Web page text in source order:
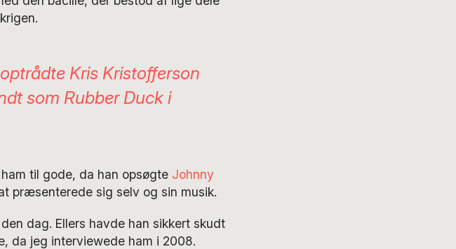
Kris Kristofferson
som Rubber Duck i
til gode, da han opsøgte Johnny
præsenterede sig selv og sin musik.
dag. Ellers havde han sikkert skudt
da jeg interviewede ham i 2008.